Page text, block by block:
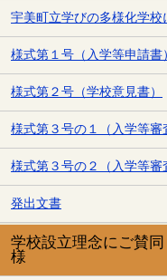
宇美町立学びの多様化学校
様式第１号（入学等申請書
様式第２号（学校意見書）
様式第３号の１（入学等審
様式第３号の２（入学等審
発出文書
学校設立理念にご賛
様